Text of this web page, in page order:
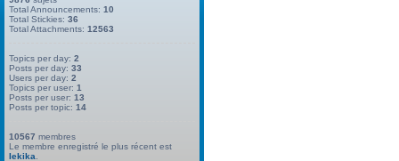
Total Announcements: 10
Total Stickies: 36
Total Attachments: 12563
Topics per day: 2
Posts per day: 33
Users per day: 2
Topics per user: 1
Posts per user: 13
Posts per topic: 14
10567 membres
Le membre enregistré le plus récent est
Iekika